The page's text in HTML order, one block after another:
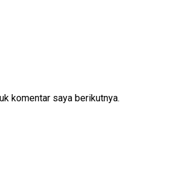
komentar saya berikutnya.